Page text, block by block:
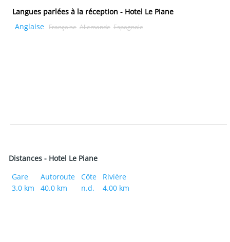
Langues parlées à la réception - Hotel Le Piane
Anglaise Française Allemande Espagnole
Distances - Hotel Le Piane
Gare
3.0 km
Autoroute
40.0 km
Côte
n.d.
Rivière
4.00 km